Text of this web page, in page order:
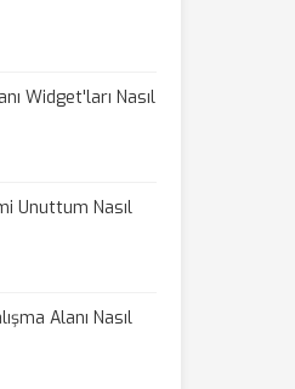
Widget'ları Nasıl
Unuttum Nasıl
Alanı Nasıl